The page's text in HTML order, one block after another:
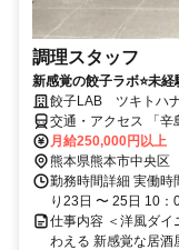
調理スタッフ
新感覚の餃子ラボ⭐未
餃子LAB ツキトハ
交通・アクセス 「辛
月給250,000円以上
熊本県熊本市中央区
勤務時間詳細 実働時
り23日 〜 25日 10
仕事内容 ＜洋風ダイ
わえる 新感覚な居酒